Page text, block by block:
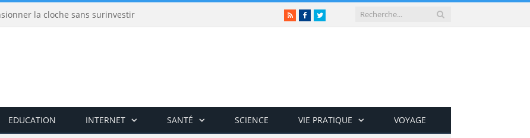
la cloche sans surinvestir RSSFacebookTwitter
EDUCATION INTERNET SANTÉ SCIENCE VIE PRATIQUE VOYAGE